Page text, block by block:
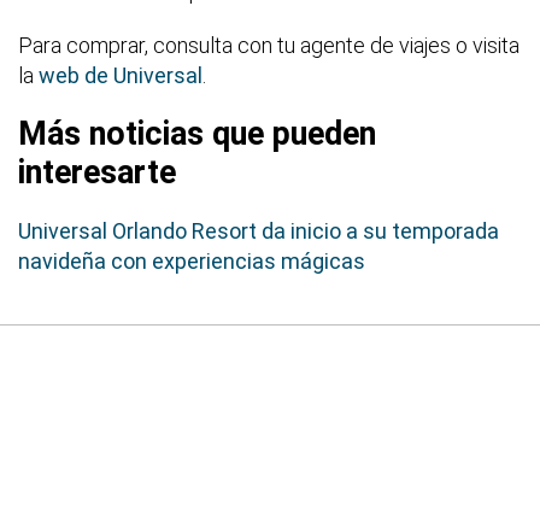
Para comprar, consulta con tu agente de viajes o visita
la web de Universal
Más noticias que pueden
interesarte
Universal Orlando Resort da inicio a su temporada
navideña con experiencias mágicas